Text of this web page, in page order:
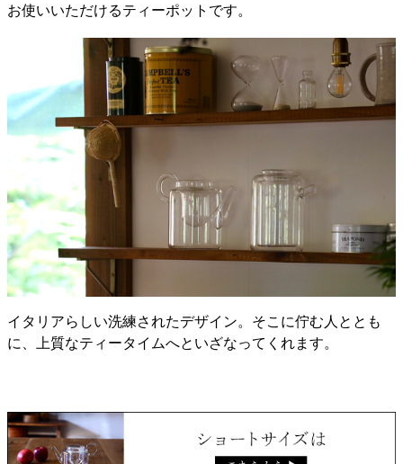
お使いいただけるティーポットです。
イタリアらしい洗練されたデザイン。そこに佇む人ととも
に、上質なティータイムへといざなってくれます。